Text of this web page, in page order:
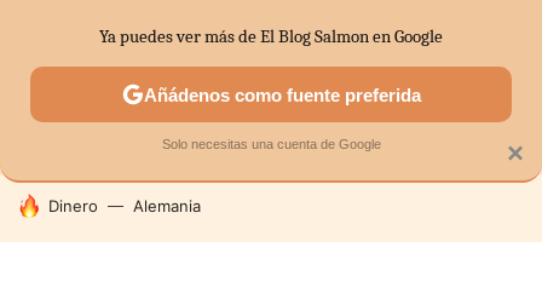
SECTORES ECONOMÍA DOMÉSTICA MERCADOS
HOY SE HABLA DE
Dinero Alemania
×
Ya puedes ver más de El Blog Salmon en Google
Añádenos como fuente preferida
Solo necesitas una cuenta de Google